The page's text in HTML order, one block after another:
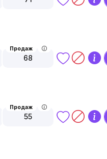
Продаж
68
Продаж
55